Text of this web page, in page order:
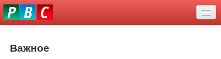
Перейти
к
О нас
Важное